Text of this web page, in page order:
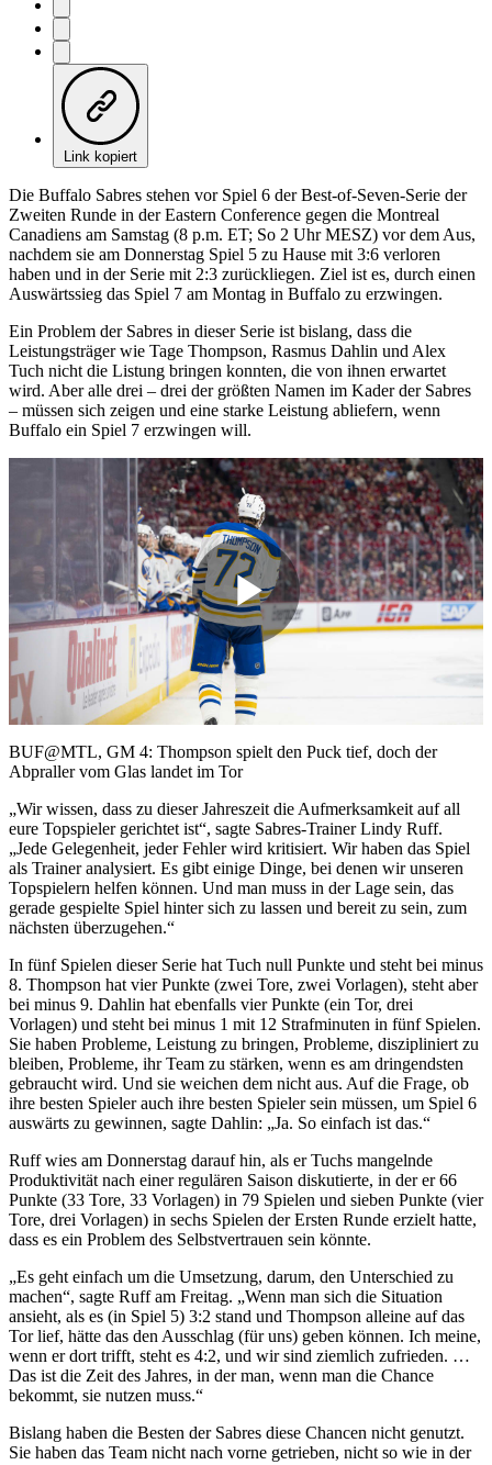
Link kopiert
Die Buffalo Sabres stehen vor Spiel 6 der Best-of-Seven-Serie der
Zweiten Runde in der Eastern Conference gegen die Montreal
Canadiens am Samstag (8 p.m. ET; So 2 Uhr MESZ) vor dem Aus,
nachdem sie am Donnerstag Spiel 5 zu Hause mit 3:6 verloren
haben und in der Serie mit 2:3 zurückliegen. Ziel ist es, durch einen
Auswärtssieg das Spiel 7 am Montag in Buffalo zu erzwingen.
Ein Problem der Sabres in dieser Serie ist bislang, dass die
Leistungsträger wie Tage Thompson, Rasmus Dahlin und Alex
Tuch nicht die Listung bringen konnten, die von ihnen erwartet
wird. Aber alle drei – drei der größten Namen im Kader der Sabres
– müssen sich zeigen und eine starke Leistung abliefern, wenn
Buffalo ein Spiel 7 erzwingen will.
Play
Video
BUF@MTL, GM 4: Thompson spielt den Puck tief, doch der
Abpraller vom Glas landet im Tor
„Wir wissen, dass zu dieser Jahreszeit die Aufmerksamkeit auf all
eure Topspieler gerichtet ist“, sagte Sabres-Trainer Lindy Ruff.
„Jede Gelegenheit, jeder Fehler wird kritisiert. Wir haben das Spiel
als Trainer analysiert. Es gibt einige Dinge, bei denen wir unseren
Topspielern helfen können. Und man muss in der Lage sein, das
gerade gespielte Spiel hinter sich zu lassen und bereit zu sein, zum
nächsten überzugehen.“
In fünf Spielen dieser Serie hat Tuch null Punkte und steht bei minus
8. Thompson hat vier Punkte (zwei Tore, zwei Vorlagen), steht aber
bei minus 9. Dahlin hat ebenfalls vier Punkte (ein Tor, drei
Vorlagen) und steht bei minus 1 mit 12 Strafminuten in fünf Spielen.
Sie haben Probleme, Leistung zu bringen, Probleme, diszipliniert zu
bleiben, Probleme, ihr Team zu stärken, wenn es am dringendsten
gebraucht wird. Und sie weichen dem nicht aus. Auf die Frage, ob
ihre besten Spieler auch ihre besten Spieler sein müssen, um Spiel 6
auswärts zu gewinnen, sagte Dahlin: „Ja. So einfach ist das.“
Ruff wies am Donnerstag darauf hin, als er Tuchs mangelnde
Produktivität nach einer regulären Saison diskutierte, in der er 66
Punkte (33 Tore, 33 Vorlagen) in 79 Spielen und sieben Punkte (vier
Tore, drei Vorlagen) in sechs Spielen der Ersten Runde erzielt hatte,
dass es ein Problem des Selbstvertrauen sein könnte.
„Es geht einfach um die Umsetzung, darum, den Unterschied zu
machen“, sagte Ruff am Freitag. „Wenn man sich die Situation
ansieht, als es (in Spiel 5) 3:2 stand und Thompson alleine auf das
Tor lief, hätte das den Ausschlag (für uns) geben können. Ich meine,
wenn er dort trifft, steht es 4:2, und wir sind ziemlich zufrieden. …
Das ist die Zeit des Jahres, in der man, wenn man die Chance
bekommt, sie nutzen muss.“
Bislang haben die Besten der Sabres diese Chancen nicht genutzt.
Sie haben das Team nicht nach vorne getrieben, nicht so wie in der